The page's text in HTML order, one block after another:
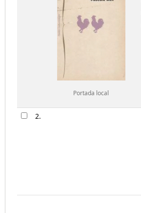
Portada local
2.